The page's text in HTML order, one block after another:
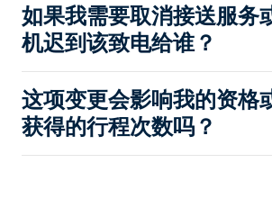
如果我需要取消接送服务
机迟到该致电给谁？
这项变更会影响我的资格
获得的行程次数吗？